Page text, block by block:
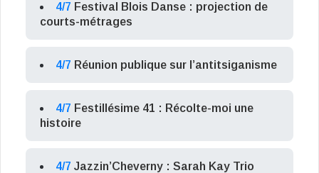
4/7 Festival Blois Danse : projection de
courts-métrages
4/7 Réunion publique sur l’antitsiganisme
4/7 Festillésime 41 : Récolte-moi une
histoire
4/7 Jazzin’Cheverny : Sarah Kay Trio